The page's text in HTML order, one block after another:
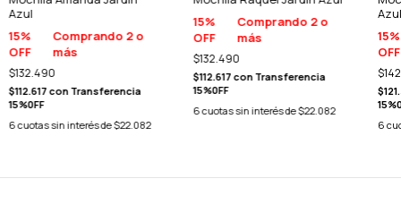
Azul
15%
OFF
Comprando 2 o
más
$132.490
$112.617 con Transferencia
15%0FF
6cuotas sin interés de$22.082
15%
OFF
Comprando 2 o
más
$132.490
$112.617 con Transferencia
15%0FF
6cuotas sin interés de$22.082
Azul
15%
OFF
6